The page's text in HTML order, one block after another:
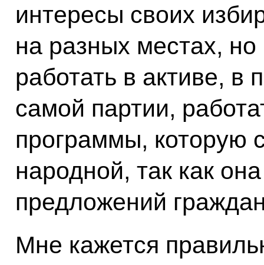
интересы своих
на разных местах, но
работать в активе, в
самой партии,
программы, которую
народной, так как
предложений
Мне кажется